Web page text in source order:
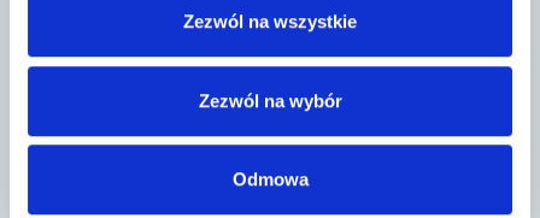
Zezwól na wszystkie
Zezwól na wybór
Odmowa
90/20+2W cm 6mb
Pakiet startowy to część systemu
kominowego Schiedel Stabil. Ten
2,6 m Rigips 60szt./pal
53,17 zł
ogniochronna RIGIPS PRO FIRE
zaawansowany materiał